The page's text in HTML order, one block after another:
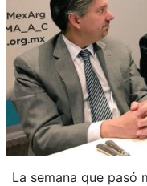
La semana que pasó